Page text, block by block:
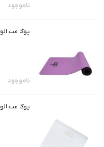
ناموجود
یوگا مت الو ALO-بنفش
ناموجود
یوگا مت الو ALO-سفید